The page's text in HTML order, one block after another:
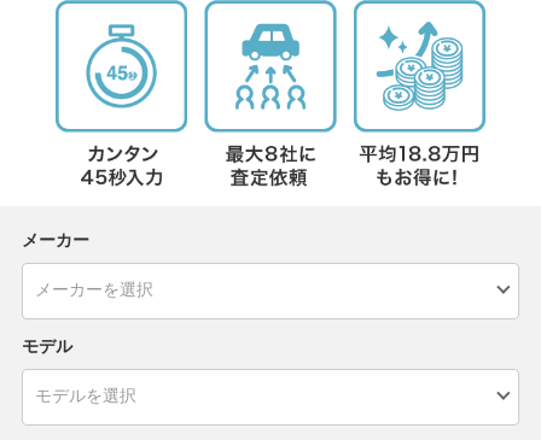
メーカー
モデル